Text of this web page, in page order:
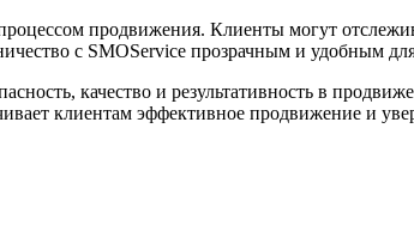
продвижения. Клиенты могут
с SMOService прозрачным и удобным
качество и результативность в
клиентам эффективное продвижение и